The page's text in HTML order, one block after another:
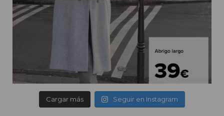
Cargar más Seguir en Instagram